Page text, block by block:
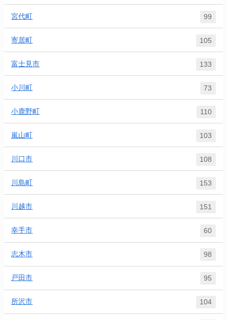
宮代町 99
寄居町 105
富士見市 133
小川町 73
小鹿野町 110
嵐山町 103
川口市 108
川島町 153
川越市 151
幸手市 60
志木市 98
戸田市 95
所沢市 104